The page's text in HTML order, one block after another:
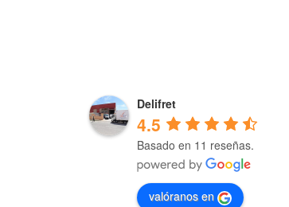
Delifret
4.5
Basado en 11 reseñas.
valóranos en
4 years ago
Los primeros en servicio y calidad.